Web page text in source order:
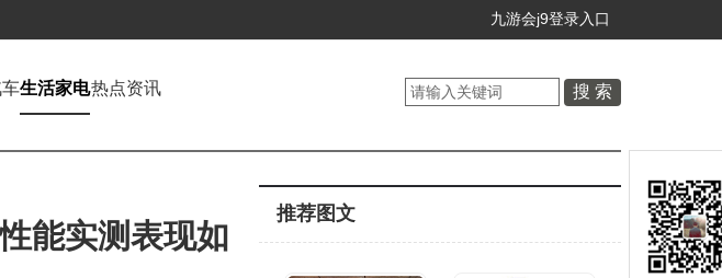
九游会j9登录入口
生活家电热点资讯
能实测表现如
推荐图文